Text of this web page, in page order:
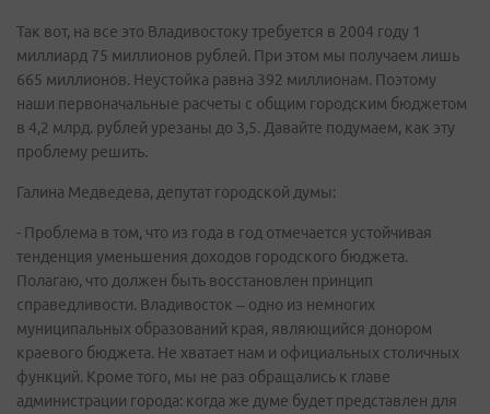
Так вот, на все это Владивостоку требуется в 2004 году 1
миллиард 75 миллионов рублей. При этом мы получаем лишь
665 миллионов. Неустойка равна 392 миллионам. Поэтому
наши первоначальные расчеты с общим городским бюджетом
в 4,2 млрд. рублей урезаны до 3,5. Давайте подумаем, как эту
проблему решить.
Галина Медведева, депутат городской думы:
- Проблема в том, что из года в год отмечается устойчивая
тенденция уменьшения доходов городского бюджета.
Полагаю, что должен быть восстановлен принцип
справедливости. Владивосток – одно из немногих
муниципальных образований края, являющийся донором
краевого бюджета. Не хватает нам и официальных столичных
функций. Кроме того, мы не раз обращались к главе
администрации города: когда же думе будет представлен для